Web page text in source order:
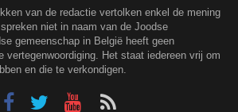
van de redactie vertolken enkel de mening
niet in naam van de Joodse
gemeenschap in België heeft geen
vertegenwoordiging. Het staat iedereen vrij om
en die te verkondigen.